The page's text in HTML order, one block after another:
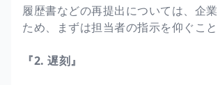
履歴書などの再提出については、企
ため、まずは担当者の指示を仰ぐこと
『2. 遅刻』